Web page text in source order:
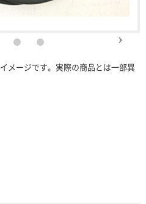
メージです。実際の商品とは一部異